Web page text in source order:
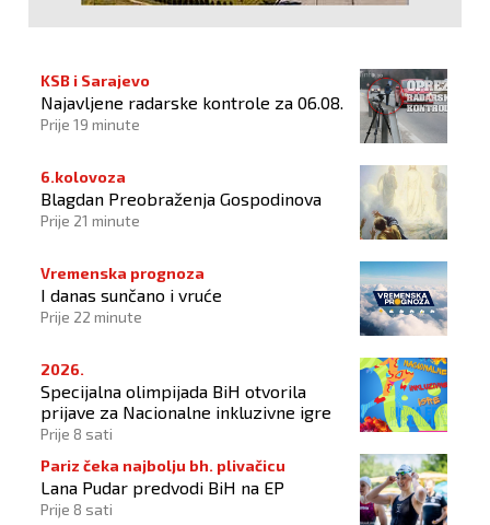
KSB i Sarajevo
Najavljene radarske kontrole za 06.08.
Prije 19 minute
6.kolovoza
Blagdan Preobraženja Gospodinova
Prije 21 minute
Vremenska prognoza
I danas sunčano i vruće
Prije 22 minute
2026.
Specijalna olimpijada BiH otvorila
prijave za Nacionalne inkluzivne igre
Prije 8 sati
Pariz čeka najbolju bh. plivačicu
Lana Pudar predvodi BiH na EP
Prije 8 sati